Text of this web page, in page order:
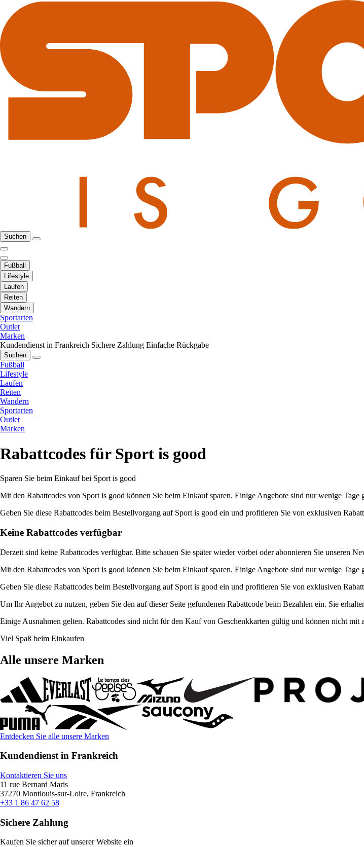
Suchen
Fußball
Lifestyle
Laufen
Reiten
Wandern
Sportarten
Outlet
Marken
Kundendienst in Frankreich Sichere Zahlung Einfache Rückgabe
Suchen
Fußball
Lifestyle
Laufen
Reiten
Wandern
Sportarten
Outlet
Marken
Rabattcodes für Sport is good
Sparen Sie beim Einkauf bei Sport is good
Mit den Rabattcodes von Sport is good können Sie beim Einkauf sparen. Einige Angebote sind nur wenige Tage
Geben Sie diese Rabattcodes beim Bestellvorgang auf Sport is good ein und profitieren Sie von exklusiven
Keine Rabattcodes verfügbar
Derzeit sind keine Rabattcodes verfügbar. Bitte schauen Sie später wieder vorbei oder abonnieren Sie unseren
Mit den Rabattcodes von Sport is good können Sie beim Einkauf sparen. Einige Angebote sind nur wenige Tage
Geben Sie diese Rabattcodes beim Bestellvorgang auf Sport is good ein und profitieren Sie von exklusiven
Um Ihr Angebot zu nutzen, geben Sie den auf dieser Seite gefundenen Rabattcode beim Bezahlen ein. Sie
Einige Ausnahmen gelten. Rabattcodes sind nicht für den Kauf von Geschenkkarten gültig und können nicht mit
Viel Spaß beim Einkaufen
Alle unsere Marken
Entdecken Sie alle unsere Marken
Kundendienst in Frankreich
Kontaktieren Sie uns
11 rue Bernard Maris
37270 Montlouis-sur-Loire, Frankreich
+33 1 86 47 62 58
Sichere Zahlung
Kaufen Sie sicher auf unserer Website ein